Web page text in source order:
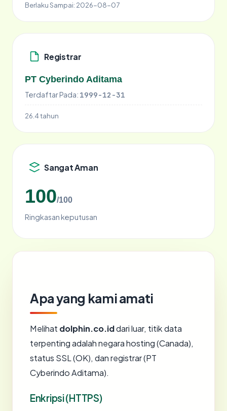
Berlaku Sampai: 2026-08-07
Registrar
PT Cyberindo Aditama
Terdaftar Pada: 1999-12-31
26.4 tahun
Sangat Aman
100/100
Ringkasan keputusan
Apa yang kami amati
Melihat dolphin.co.iddari luar, titik data
terpenting adalah negara hosting (Canada),
status SSL (OK), dan registrar (PT
Cyberindo Aditama).
Enkripsi (HTTPS)